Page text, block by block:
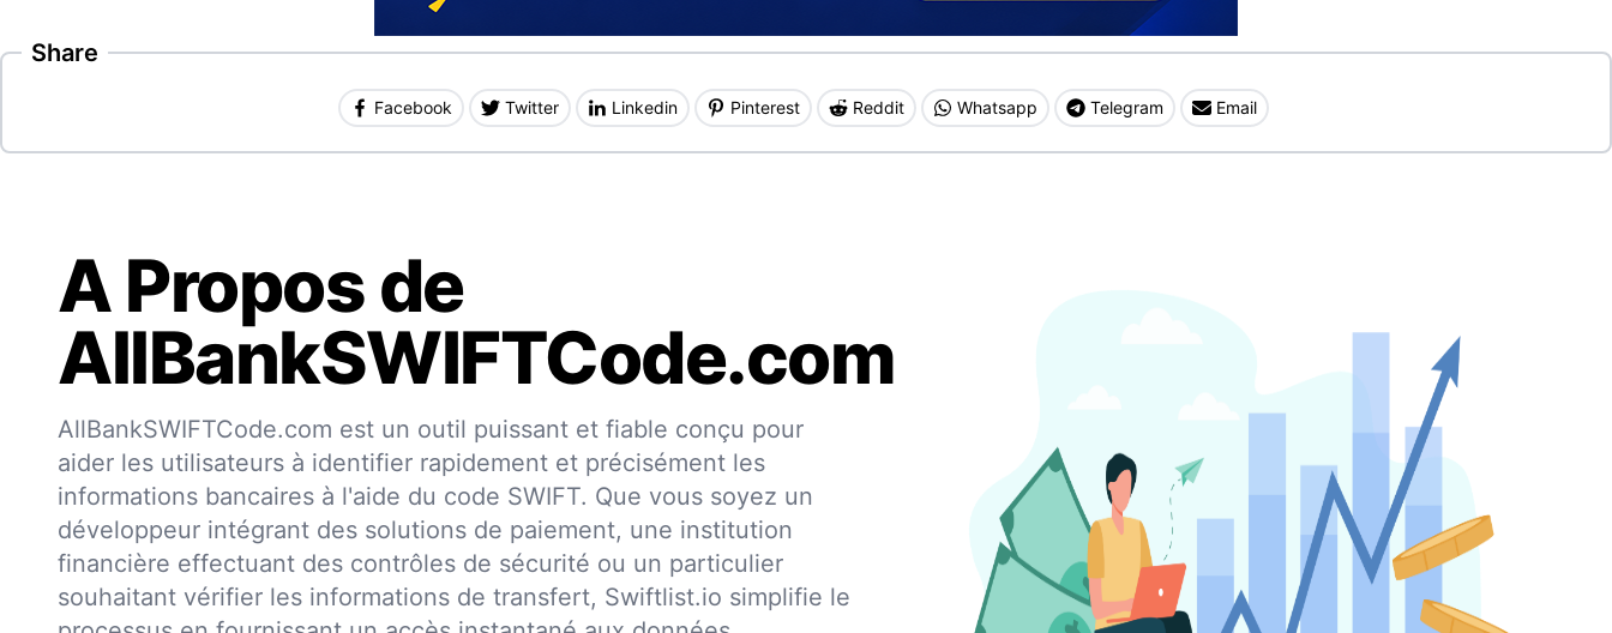
Share
Facebook Twitter Linkedin Pinterest Reddit Whatsapp Telegram Email
A Propos de
AllBankSWIFTCode.com
AllBankSWIFTCode.com est un outil puissant et fiable conçu pour
aider les utilisateurs à identifier rapidement et précisément les
informations bancaires à l'aide du code SWIFT. Que vous soyez un
développeur intégrant des solutions de paiement, une institution
financière effectuant des contrôles de sécurité ou un particulier
souhaitant vérifier les informations de transfert, Swiftlist.io simplifie le